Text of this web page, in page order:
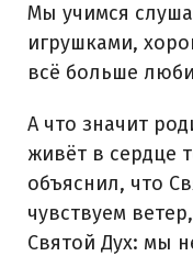
Мы учимся
игрушками,
всё больше
А что значит
живёт в сердце
объяснил, что
чувствуем
Святой Дух: мы